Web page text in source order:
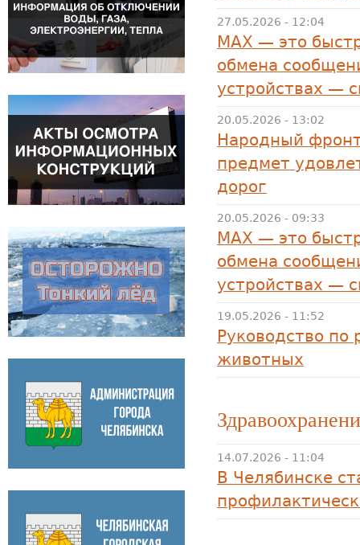
27.05.2026 - 12:04
MAX — это
обмена
устройствах —
20.05.2026 - 13:02
Народный
предмет
дорог
20.05.2026 - 09:33
MAX — это
обмена
устройствах —
19.05.2026 - 11:52
Руководство по
животных
14.07.2026 - 11:04
В Челябинске